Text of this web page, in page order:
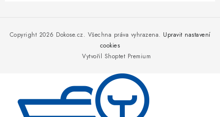
Vytvořil Shoptet Premium
Copyright 2026 Dokose.cz. Všechna práva vyhrazena. Upravit nastavení
cookies